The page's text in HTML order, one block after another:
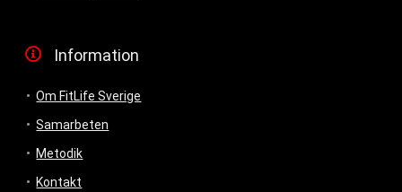
Information
Om FitLife Sverige
Samarbeten
Metodik
Kontakt